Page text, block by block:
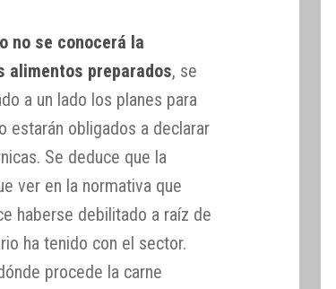
no se conocerá la
alimentos preparados, se
a un lado los planes para
estarán obligados a declarar
Se deduce que la
ver en la normativa que
haberse debilitado a raíz de
ha tenido con el sector.
procede la carne